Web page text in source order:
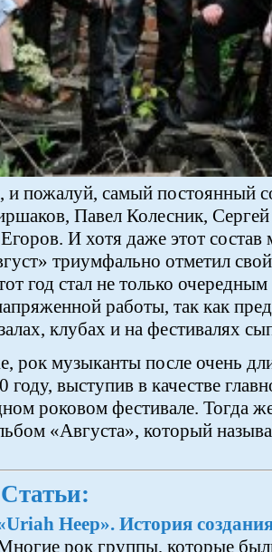
и пожалуй, самый постоянный
Павел Колесник,
И хотя даже этот
триумфально отметил
год стал не только
работы, так как
клубах и на фестивалях
рок музыканты после очень
году, выступив в качестве
роковом фестивале. Тогда
«Августа», который
Heep». История
рок группы, которые